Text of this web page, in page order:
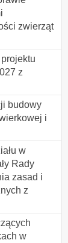
zwierząt
z
budowy
i
w
Rady
zasad i
z
w